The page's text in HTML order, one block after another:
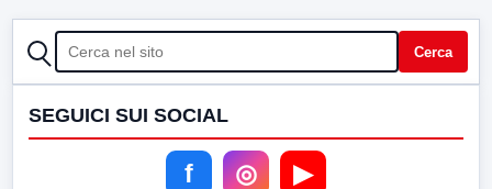
CERCA Cerca
SEGUICI SUI SOCIAL
f ◎ ▶